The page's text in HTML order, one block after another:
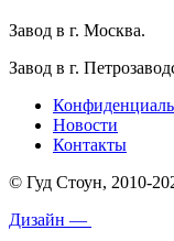
Завод в г. Москва.
Завод в г.
Новости
Контакты
© Гуд Стоун, 2010-
Дизайн —